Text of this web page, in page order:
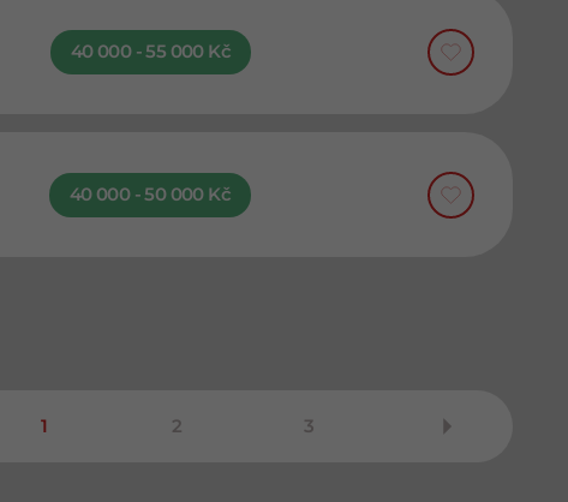
40 000 - 55 000 Kč
40 000 - 50 000 Kč
1 2 3